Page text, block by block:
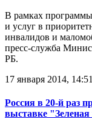
В рамках программы
и услуг в
инвалидов и
пресс-служба
РБ.
17 января 2014, 14:51
Россия в 20-й раз
выставке